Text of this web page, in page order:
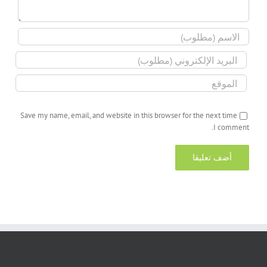
Save my name, email, and website in this browser for the next time
I comment.